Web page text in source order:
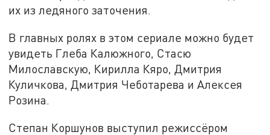
их из ледяного заточения.
В главных ролях в этом сериале можно будет
увидеть Глеба Калюжного, Стасю
Милославскую, Кирилла Кяро, Дмитрия
Куличкова, Дмитрия Чеботарева и Алексея
Розина.
Степан Коршунов выступил режиссёром